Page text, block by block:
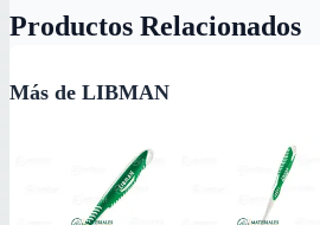
Productos Relacionados
Más de LIBMAN